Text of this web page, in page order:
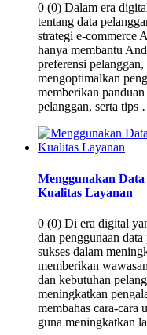
0 (0) Dalam era
tentang data
strategi e-commerce
hanya membantu
preferensi
mengoptimalkan
memberikan
pelanggan, serta tips
Menggunakan
Kualitas Layanan
0 (0) Di era digital
dan penggunaan
sukses dalam
memberikan
dan kebutuhan
meningkatkan
membahas cara-cara
guna meningkatkan